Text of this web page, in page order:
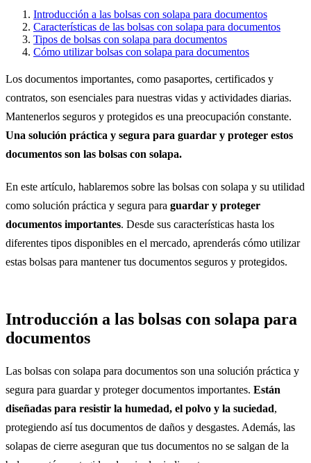
Introducción a las bolsas con solapa para documentos
Características de las bolsas con solapa para documentos
Tipos de bolsas con solapa para documentos
Cómo utilizar bolsas con solapa para documentos
Los documentos importantes, como pasaportes, certificados y
contratos, son esenciales para nuestras vidas y actividades diarias.
Mantenerlos seguros y protegidos es una preocupación constante.
Una solución práctica y segura para guardar y proteger estos
documentos son las bolsas con solapa.
En este artículo, hablaremos sobre las bolsas con solapa y su utilidad
como solución práctica y segura para guardar y proteger
documentos importantes. Desde sus características hasta los
diferentes tipos disponibles en el mercado, aprenderás cómo utilizar
estas bolsas para mantener tus documentos seguros y protegidos.
Introducción a las bolsas con solapa para
documentos
Las bolsas con solapa para documentos son una solución práctica y
segura para guardar y proteger documentos importantes. Están
diseñadas para resistir la humedad, el polvo y la suciedad,
protegiendo así tus documentos de daños y desgastes. Además, las
solapas de cierre aseguran que tus documentos no se salgan de la